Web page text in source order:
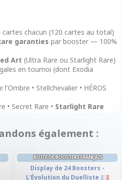
cartes chacun (120 cartes au total)
garanties par booster — 100%
Art (Ultra Rare ou Starlight Rare)
en tournoi (dont Exodia
• Stellchevalier • HÉROS
• Secret Rare • Starlight Rare
également :
BOITE DE BOOSTERS FRANÇAIS
Display de 24 Boosters -
L'Évolution du Duelliste